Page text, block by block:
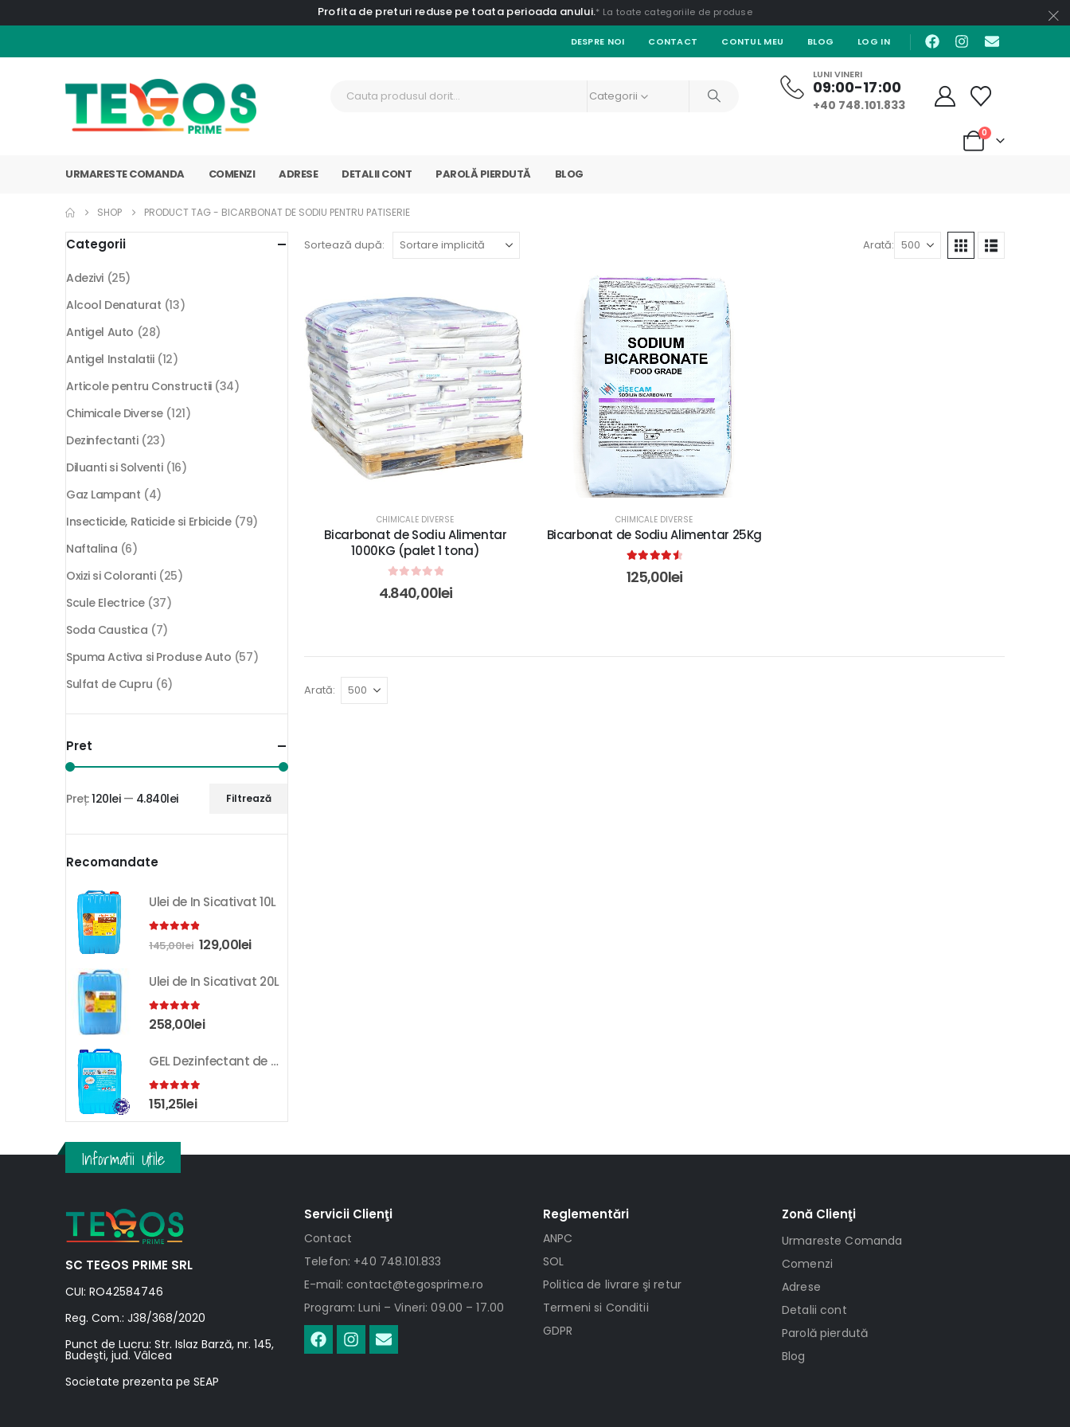
Profita de preturi reduse pe toata perioada anului.* La toate categoriile de produse
DESPRE NOI CONTACT CONTUL MEU BLOG LOG IN
Categorii
LUNI VINERI
09:00-17:00
+40 748.101.833
0
URMARESTE COMANDA COMENZI ADRESE DETALII CONT PAROLĂ PIERDUTĂ BLOG
SHOP PRODUCT TAG - BICARBONAT DE SODIU PENTRU PATISERIE
Sortează după: Arată:
CHIMICALE DIVERSE
Bicarbonat de Sodiu Alimentar
1000KG (palet 1 tona)
out of 5
4.840,00lei
CHIMICALE DIVERSE
Bicarbonat de Sodiu Alimentar 25Kg
out of 5
125,00lei
Arată:
Categorii
Adezivi (25)
Alcool Denaturat (13)
Antigel Auto (28)
Antigel Instalatii (12)
Articole pentru Constructii (34)
Chimicale Diverse (121)
Dezinfectanti (23)
Diluanti si Solventi (16)
Gaz Lampant (4)
Insecticide, Raticide si Erbicide (79)
Naftalina (6)
Oxizi si Coloranti (25)
Scule Electrice (37)
Soda Caustica (7)
Spuma Activa si Produse Auto (57)
Sulfat de Cupru (6)
Pret
Filtrează
Preț:120lei— 4.840lei
Recomandate
Ulei de In Sicativat 10L
out of 5
145,00lei 129,00lei
Ulei de In Sicativat 20L
5.00out of 5
258,00lei
GEL Dezinfectant de Maini K-SEPT 10L
5.00out of 5
151,25lei
Informatii Utile
SC TEGOS PRIME SRL
CUI: RO42584746
Reg. Com.: J38/368/2020
Punct de Lucru: Str. Islaz Barză, nr. 145,
Budeşti, jud. Vâlcea
Societate prezenta pe SEAP
Servicii Clienţi
Contact
Telefon: +40 748.101.833
E-mail: contact@tegosprime.ro
Program: Luni – Vineri: 09.00 – 17.00
Reglementări
ANPC
SOL
Politica de livrare şi retur
Termeni si Conditii
GDPR
Zonă Clienţi
Urmareste Comanda
Comenzi
Adrese
Detalii cont
Parolă pierdută
Blog